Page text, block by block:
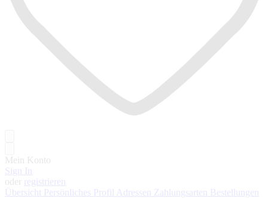
Mein Konto
Sign In
oder
registrieren
Übersicht Persönliches Profil Adressen Zahlungsarten Bestellungen